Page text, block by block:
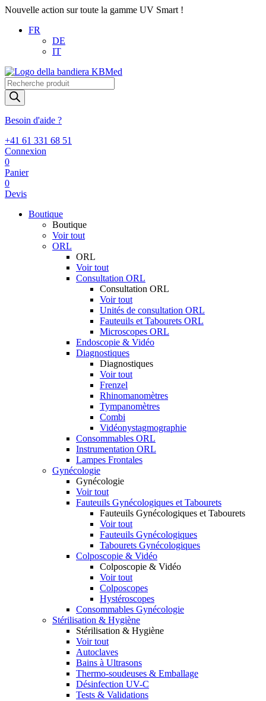
Nouvelle action sur toute la gamme UV Smart !
FR
DE
IT
Recherche
de
produits
Besoin d'aide ?
+41 61 331 68 51
Connexion
0
Panier
0
Devis
Boutique
Boutique
Voir tout
ORL
ORL
Voir tout
Consultation ORL
Consultation ORL
Voir tout
Unités de consultation ORL
Fauteuils et Tabourets ORL
Microscopes ORL
Endoscopie & Vidéo
Diagnostiques
Diagnostiques
Voir tout
Frenzel
Rhinomanomètres
Tympanomètres
Combi
Vidéonystagmographie
Consommables ORL
Instrumentation ORL
Lampes Frontales
Gynécologie
Gynécologie
Voir tout
Fauteuils Gynécologiques et Tabourets
Fauteuils Gynécologiques et Tabourets
Voir tout
Fauteuils Gynécologiques
Tabourets Gynécologiques
Colposcopie & Vidéo
Colposcopie & Vidéo
Voir tout
Colposcopes
Hystéroscopes
Consommables Gynécologie
Stérilisation & Hygiène
Stérilisation & Hygiène
Voir tout
Autoclaves
Bains à Ultrasons
Thermo-soudeuses & Emballage
Désinfection UV-C
Tests & Validations